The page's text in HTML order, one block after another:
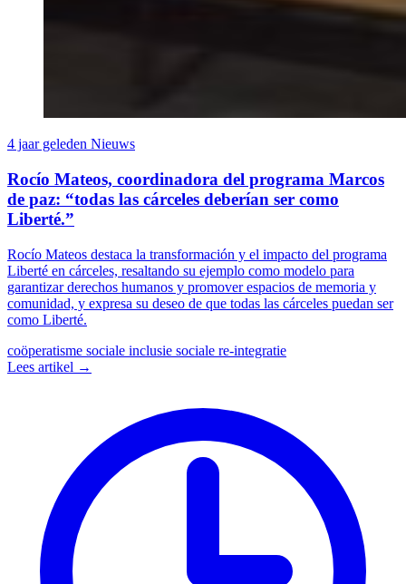
4 jaar geleden Nieuws
Rocío Mateos, coordinadora del programa Marcos
de paz: “todas las cárceles deberían ser como
Liberté.”
Rocío Mateos destaca la transformación y el impacto del programa
Liberté en cárceles, resaltando su ejemplo como modelo para
garantizar derechos humanos y promover espacios de memoria y
comunidad, y expresa su deseo de que todas las cárceles puedan ser
como Liberté.
coöperatisme sociale inclusie sociale re-integratie
Lees artikel →